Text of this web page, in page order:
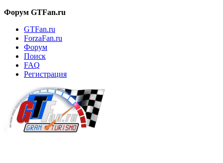
Форум GTFan.ru
GTFan.ru
ForzaFan.ru
Форум
Поиск
FAQ
Регистрация